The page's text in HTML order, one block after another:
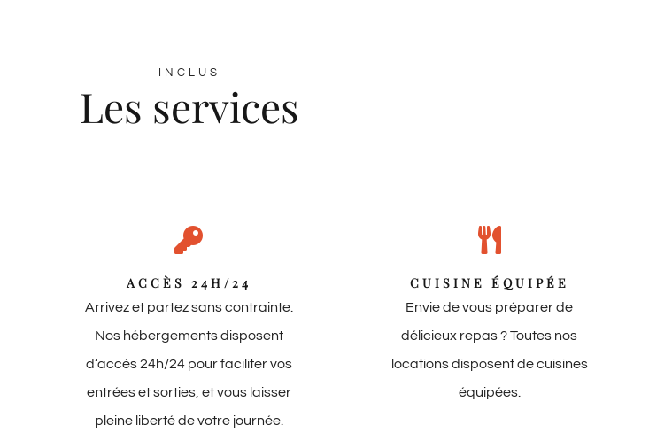
INCLUS
Les services
ACCÈS 24H/24
Arrivez et partez sans contrainte.
Nos hébergements disposent
d’accès 24h/24 pour faciliter vos
entrées et sorties, et vous laisser
pleine liberté de votre journée.
CUISINE ÉQUIPÉE
Envie de vous préparer de
délicieux repas ? Toutes nos
locations disposent de cuisines
équipées.